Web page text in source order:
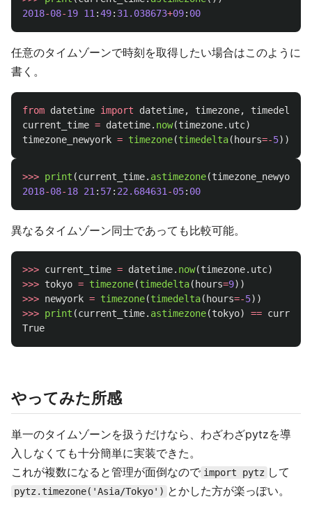
2018-08-19 11 :49: 31.038673+09: 00
任意のタイムゾーンで時刻を取得したい場合はこのように
書く。
from datetime import datetime, timezone,
timedelta
current_time = datetime. now(timezone. utc)
timezone_newyork = timezone(timedelta( hours=-5))
>>> print (current_time. astimezone(timezone_newyork
2018-08-18 21 : 57: 22.684631 -05: 00
異なるタイムゾーン同士であっても比較可能。
>>> current_time = datetime. now(timezone. utc)
>>> tokyo = timezone(timedelta( hours=9))
>>> newyork = timezone(timedelta( hours=-5))
>>> print (current_time. astimezone(tokyo) ==
True
やってみた所感
単一のタイムゾーンを扱うだけなら、わざわざpytzを導
入しなくても十分簡単に実装できた。
これが複数になると管理が面倒なので import pytz して
pytz.timezone('Asia/Tokyo') とかした方が楽っぽい。